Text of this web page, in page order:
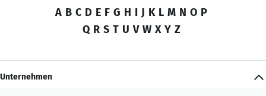
A B C D E F G H I J K L M N O P
Q R S T U V W X Y Z
Unternehmen